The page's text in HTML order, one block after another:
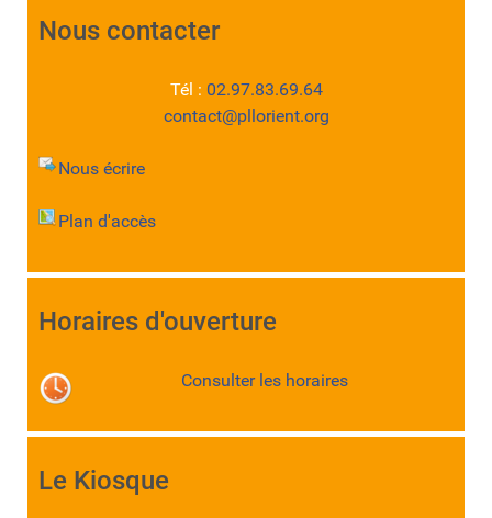
Nous contacter
Tél : 02.97.83.69.64
contact@pllorient.org
Nous écrire
Plan d'accès
Horaires d'ouverture
Consulter les horaires
Le Kiosque